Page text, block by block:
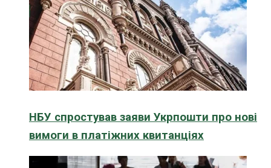
НБУ спростував заяви Укрпошти про нові
вимоги в платіжних квитанціях